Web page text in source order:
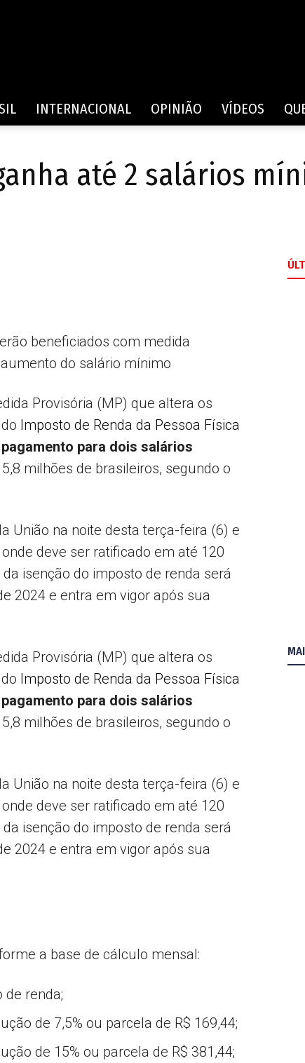
de
Popular
AL
INTERNACIONAL OPINIÃO VÍDEOS
até 2 salários
beneficiados com medida
do salário mínimo
Provisória (MP) que altera os
Imposto de Renda da Pessoa Física
para dois salários
milhões de brasileiros, segundo o
União na noite desta terça-feira (6) e
deve ser ratificado em até 120
isenção do imposto de renda será
2024 e entra em vigor após sua
Provisória (MP) que altera os
Imposto de Renda da Pessoa Física
para dois salários
milhões de brasileiros, segundo o
União na noite desta terça-feira (6) e
deve ser ratificado em até 120
isenção do imposto de renda será
2024 e entra em vigor após sua
a base de cálculo mensal:
de renda;
de 7,5% ou parcela de R$ 169,44;
de 15% ou parcela de R$ 381,44;